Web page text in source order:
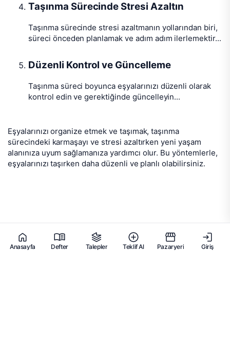
Anasayfa Defter Talepler Teklif Al Pazaryeri Giriş
Taşınma Sürecinde Stresi Azaltın
Taşınma sürecinde stresi azaltmanın yollarından biri,
süreci önceden planlamak ve adım adım ilerlemektir...
Düzenli Kontrol ve Güncelleme
Taşınma süreci boyunca eşyalarınızı düzenli olarak
kontrol edin ve gerektiğinde güncelleyin...
Eşyalarınızı organize etmek ve taşımak, taşınma
sürecindeki karmaşayı ve stresi azaltırken yeni yaşam
alanınıza uyum sağlamanıza yardımcı olur. Bu yöntemlerle,
eşyalarınızı taşırken daha düzenli ve planlı olabilirsiniz.